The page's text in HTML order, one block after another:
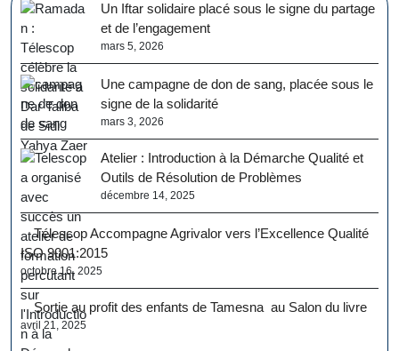
Un Iftar solidaire placé sous le signe du partage
et de l’engagement
mars 5, 2026
Une campagne de don de sang, placée sous le
signe de la solidarité
mars 3, 2026
Atelier : Introduction à la Démarche Qualité et
Outils de Résolution de Problèmes
décembre 14, 2025
Télescop Accompagne Agrivalor vers l’Excellence Qualité
ISO 9001:2015
octobre 16, 2025
Sortie au profit des enfants de Tamesna au Salon du livre
avril 21, 2025